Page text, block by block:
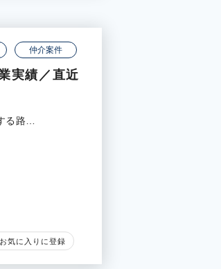
仲介案件
実績／直近
る路…
お気に入りに登録